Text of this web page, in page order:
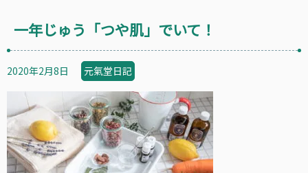
一年じゅう「つや肌」でいて！
2020年2月8日 元氣堂日記